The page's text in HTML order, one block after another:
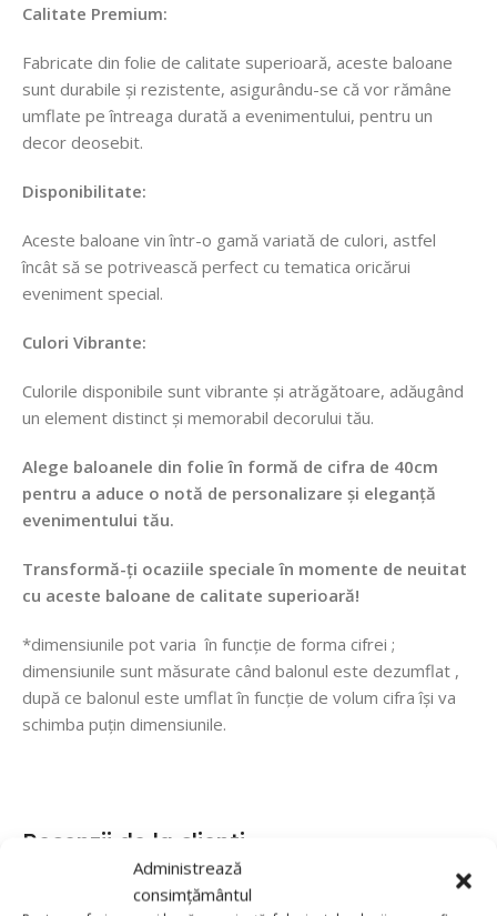
Administrează
consimțământul
Calitate Premium:
Fabricate din folie de calitate superioară, aceste baloane
sunt durabile și rezistente, asigurându-se că vor rămâne
umflate pe întreaga durată a evenimentului, pentru un
decor deosebit.
Disponibilitate:
Aceste baloane vin într-o gamă variată de culori, astfel
încât să se potrivească perfect cu tematica oricărui
eveniment special.
Culori Vibrante:
Culorile disponibile sunt vibrante și atrăgătoare, adăugând
un element distinct și memorabil decorului tău.
Alege baloanele din folie în formă de cifra de 40cm
pentru a aduce o notă de personalizare și eleganță
evenimentului tău.
Transformă-ți ocaziile speciale în momente de neuitat
cu aceste baloane de calitate superioară!
*dimensiunile pot varia în funcție de forma cifrei ;
dimensiunile sunt măsurate când balonul este dezumflat ,
după ce balonul este umflat în funcție de volum cifra își va
schimba puțin dimensiunile.
Recenzii de la clienti